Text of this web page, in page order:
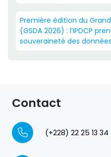
Première édition du
(GSDA 2026) : l’IPDCP
souveraineté des données
Contact
(+228) 22 25 13